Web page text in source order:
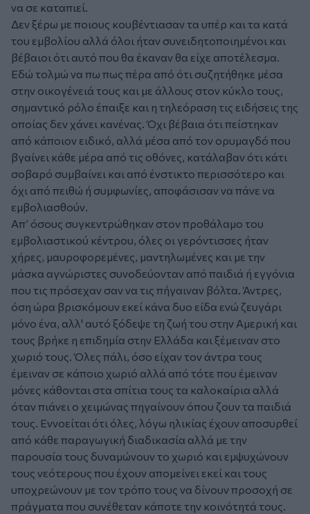
να σε καταπιεί.
Δεν ξέρω με ποιους κουβέντιασαν τα υπέρ και τα κατά
του εμβολίου αλλά όλοι ήταν συνειδητοποιημένοι και
βέβαιοι ότι αυτό που θα έκαναν θα είχε αποτέλεσμα.
Εδώ τολμώ να πω πως πέρα από ότι συζητήθηκε μέσα
στην οικογένειά τους και με άλλους στον κύκλο τους,
σημαντικό ρόλο έπαιξε και η τηλεόραση τις ειδήσεις της
οποίας δεν χάνει κανένας. Όχι βέβαια ότι πείστηκαν
από κάποιον ειδικό, αλλά μέσα από τον ορυμαγδό που
βγαίνει κάθε μέρα από τις οθόνες, κατάλαβαν ότι κάτι
σοβαρό συμβαίνει και από ένστικτο περισσότερο και
όχι από πειθώ ή συμφωνίες, αποφάσισαν να πάνε να
εμβολιασθούν.
Απ’ όσους συγκεντρώθηκαν στον προθάλαμο του
εμβολιαστικού κέντρου, όλες οι γερόντισσες ήταν
χήρες, μαυροφορεμένες, μαντηλωμένες και με την
μάσκα αγνώριστες συνοδεύονταν από παιδιά ή εγγόνια
που τις πρόσεχαν σαν να τις πήγαιναν βόλτα. Άντρες,
όση ώρα βρισκόμουν εκεί κάνα δυο είδα ενώ ζευγάρι
μόνο ένα, αλλ' αυτό ξόδεψε τη ζωή του στην Αμερική και
τους βρήκε η επιδημία στην Ελλάδα και ξέμειναν στο
χωριό τους. Όλες πάλι, όσο είχαν τον άντρα τους
έμειναν σε κάποιο χωριό αλλά από τότε που έμειναν
μόνες κάθονται στα σπίτια τους τα καλοκαίρια αλλά
όταν πιάνει ο χειμώνας πηγαίνουν όπου ζουν τα παιδιά
τους. Εννοείται ότι όλες, λόγω ηλικίας έχουν αποσυρθεί
από κάθε παραγωγική διαδικασία αλλά με την
παρουσία τους δυναμώνουν το χωριό και εμψυχώνουν
τους νεότερους που έχουν απομείνει εκεί και τους
υποχρεώνουν με τον τρόπο τους να δίνουν προσοχή σε
πράγματα που συνέθεταν κάποτε την κοινότητά τους.